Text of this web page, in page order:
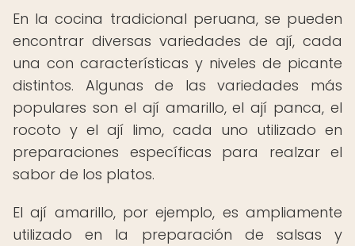
En la cocina tradicional peruana, se pueden
encontrar diversas variedades de ají, cada
una con características y niveles de picante
distintos. Algunas de las variedades más
populares son el ají amarillo, el ají panca, el
rocoto y el ají limo, cada uno utilizado en
preparaciones específicas para realzar el
sabor de los platos.
El ají amarillo, por ejemplo, es ampliamente
utilizado en la preparación de salsas y